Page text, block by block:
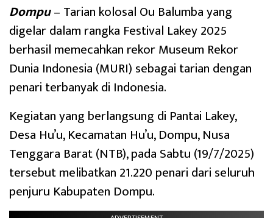
Dompu– Tarian kolosal Ou Balumba yang
digelar dalam rangka Festival Lakey 2025
berhasil memecahkan rekor Museum Rekor
Dunia Indonesia (MURI) sebagai tarian dengan
penari terbanyak di Indonesia.
Kegiatan yang berlangsung di Pantai Lakey,
Desa Hu’u, Kecamatan Hu’u, Dompu, Nusa
Tenggara Barat (NTB), pada Sabtu (19/7/2025)
tersebut melibatkan 21.220 penari dari seluruh
penjuru Kabupaten Dompu.